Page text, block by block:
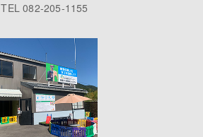
TEL 082-205-1155